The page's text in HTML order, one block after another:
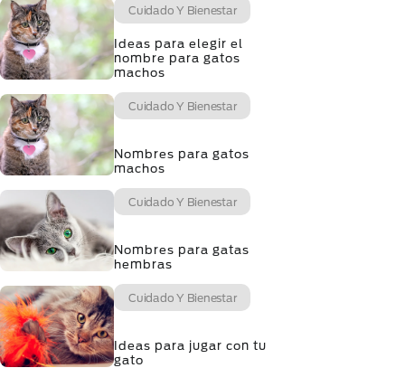
Cuidado Y Bienestar
Ideas para elegir el
nombre para gatos
machos
Cuidado Y Bienestar
Nombres para gatos
machos
Cuidado Y Bienestar
Nombres para gatas
hembras
Cuidado Y Bienestar
Ideas para jugar con tu
gato